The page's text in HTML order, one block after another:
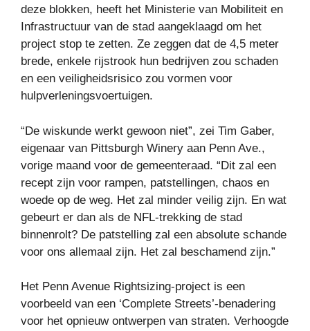
deze blokken, heeft het Ministerie van Mobiliteit en
Infrastructuur van de stad aangeklaagd om het
project stop te zetten. Ze zeggen dat de 4,5 meter
brede, enkele rijstrook hun bedrijven zou schaden
en een veiligheidsrisico zou vormen voor
hulpverleningsvoertuigen.
“De wiskunde werkt gewoon niet”, zei Tim Gaber,
eigenaar van Pittsburgh Winery aan Penn Ave.,
vorige maand voor de gemeenteraad. “Dit zal een
recept zijn voor rampen, patstellingen, chaos en
woede op de weg. Het zal minder veilig zijn. En wat
gebeurt er dan als de NFL-trekking de stad
binnenrolt? De patstelling zal een absolute schande
voor ons allemaal zijn. Het zal beschamend zijn.”
Het Penn Avenue Rightsizing-project is een
voorbeeld van een ‘Complete Streets’-benadering
voor het opnieuw ontwerpen van straten. Verhoogde